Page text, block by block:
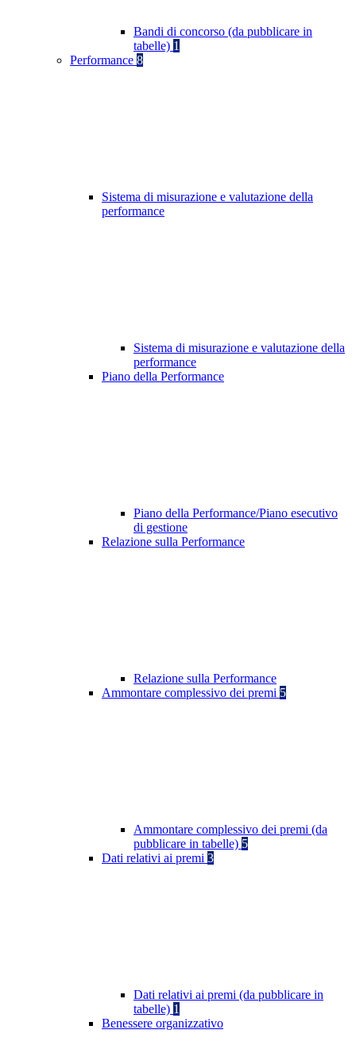
Bandi di concorso (da pubblicare in
tabelle) 1
Performance 8
Sistema di misurazione e valutazione della
performance
Sistema di misurazione e valutazione della
performance
Piano della Performance
Piano della Performance/Piano esecutivo
di gestione
Relazione sulla Performance
Relazione sulla Performance
Ammontare complessivo dei premi 5
Ammontare complessivo dei premi (da
pubblicare in tabelle) 5
Dati relativi ai premi 3
Dati relativi ai premi (da pubblicare in
tabelle) 1
Benessere organizzativo